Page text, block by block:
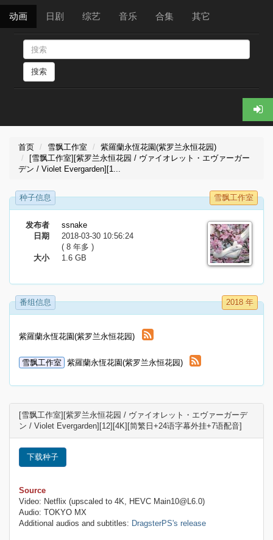
动画 日剧 综艺 音乐 合集 其它
搜索
首页 雪飘工作室
紫羅蘭永恆花園(紫罗兰永恒花园)
[雪飘工作室][紫罗兰永恒花园 / ヴァイオレット・エヴァーガー
デン / Violet Evergarden][1...
种子信息 雪飘工作室
发布者
ssnake
日期
2018-03-30 10:56:24
( 8 年多 )
大小
1.6 GB
番组信息 2018 年
紫羅蘭永恆花園(紫罗兰永恒花园)
雪飘工作室 紫羅蘭永恆花園(紫罗兰永恒花园)
[雪飘工作室][紫罗兰永恒花园 / ヴァイオレット・エヴァーガーデ
ン / Violet Evergarden][12][4K][简繁日+24语字幕外挂+7语配音]
下载种子
Source
Video: Netflix (upscaled to 4K, HEVC Main10@L6.0)
Audio: TOKYO MX
Additional audios and subtitles: DragsterPS's release